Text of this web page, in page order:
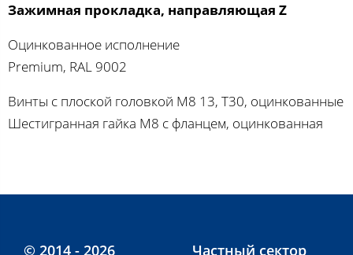
Зажимная прокладка, направляющая Z
Оцинкованное исполнение
Premium, RAL 9002
Винты с плоской головкой M8 13, T30, оцинкованные
Шестигранная гайка М8 с фланцем, оцинкованная
© 2014 - 2026 Частный сектор